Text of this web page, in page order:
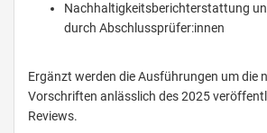
Nachhaltigkeitsberichterstattung
durch Abschlussprüfer:innen
Ergänzt werden die Ausführungen um die
Vorschriften anlässlich des 2025
Reviews.